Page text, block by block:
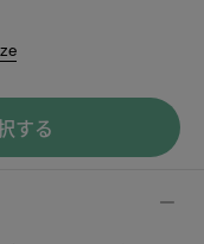
する